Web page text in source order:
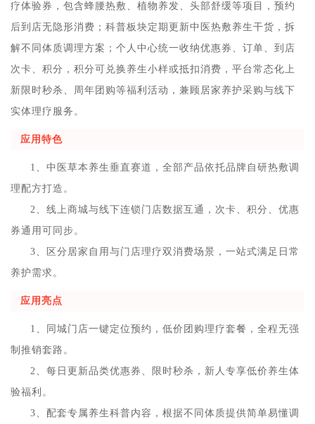
疗体验券，包含蜂腰热敷、植物养发、头部舒缓等项目，预约
后到店无隐形消费；科普板块定期更新中医热敷养生干货，拆
解不同体质调理方案；个人中心统一收纳优惠券、订单、到店
次卡、积分，积分可兑换养生小样或抵扣消费，平台常态化上
新限时秒杀、周年团购等福利活动，兼顾居家养护采购与线下
实体理疗服务。
应用特色
1、中医草本养生垂直赛道，全部产品依托品牌自研热敷调
理配方打造。
2、线上商城与线下连锁门店数据互通，次卡、积分、优惠
券通用可同步。
3、区分居家自用与门店理疗双消费场景，一站式满足日常
养护需求。
应用亮点
1、同城门店一键定位预约，低价团购理疗套餐，全程无强
制推销套路。
2、每日更新品类优惠券、限时秒杀，新人专享低价养生体
验福利。
3、配套专属养生科普内容，根据不同体质提供简单易懂调